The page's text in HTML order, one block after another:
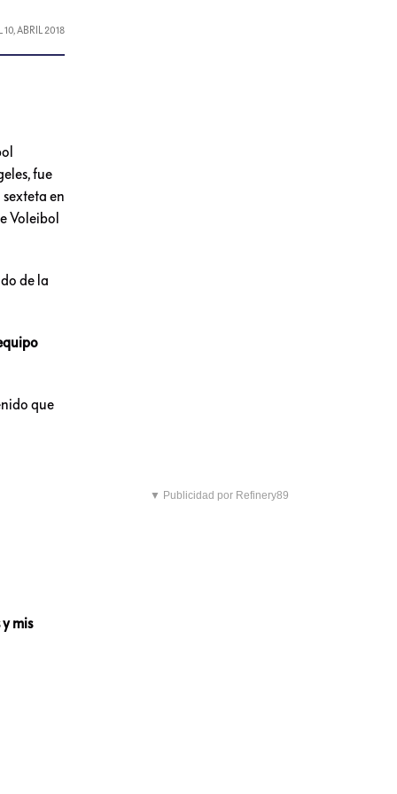
10, ABRIL 2018
fue
en
Voleibol
de la
que
mis
▼ Publicidad por Refinery89